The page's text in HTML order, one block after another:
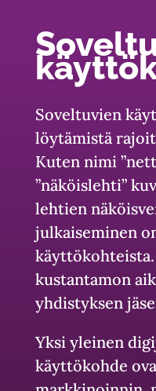
Soveltuvien
löytämistä
Kuten nimi
”näköislehti”
lehtien
julkaiseminen
kustantamon
yhdistyksen
Yksi yleinen
käyttökohde